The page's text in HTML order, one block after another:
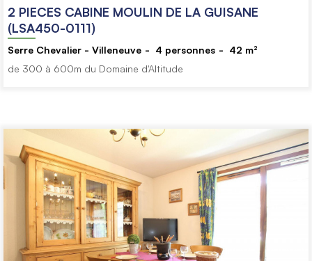
2 PIECES CABINE MOULIN DE LA GUISANE
(LSA450-0111)
Serre Chevalier - Villeneuve 4 personnes 42 m²
de 300 à 600m du Domaine d'Altitude